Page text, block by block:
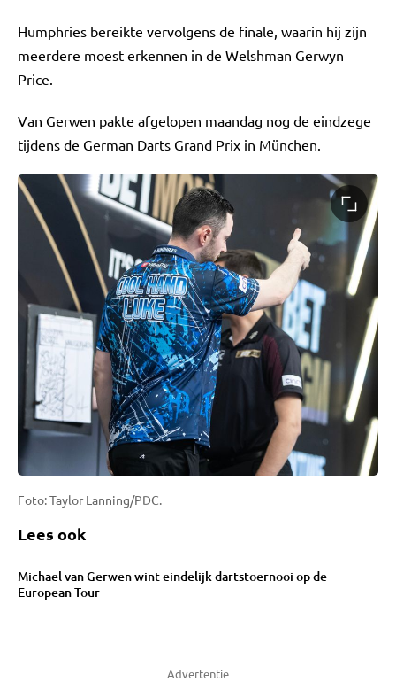
Humphries bereikte vervolgens de finale, waarin hij zijn
meerdere moest erkennen in de Welshman Gerwyn
Price.
Van Gerwen pakte afgelopen maandag nog de eindzege
tijdens de German Darts Grand Prix in München.
Foto: Taylor Lanning/PDC.
Lees ook
Michael van Gerwen wint eindelijk dartstoernooi op de
European Tour
Advertentie